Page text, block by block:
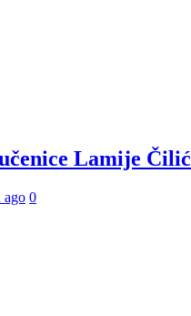
Lamije Čilić
ago 0